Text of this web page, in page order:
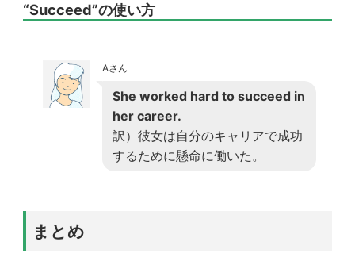
“Succeed”の使い方
Aさん
She worked hard to succeed in
her career.
訳）彼女は自分のキャリアで成功
するために懸命に働いた。
まとめ